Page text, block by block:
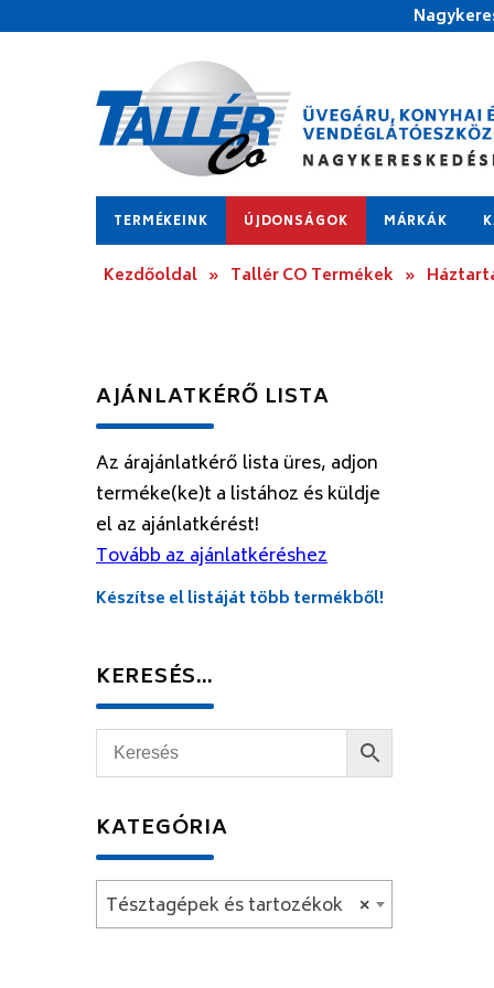
TERMÉKEINK ÚJDONSÁGOK MÁRKÁK
Kezdőoldal » Tallér CO Termékek »
AJÁNLATKÉRŐ LISTA
Az árajánlatkérő lista üres, adjon
terméke(ke)t a listához és küldje
el az ajánlatkérést!
Tovább az ajánlatkéréshez
Készítse el listáját több termékből!
KERESÉS…
KATEGÓRIA
×
Tésztagépek és tartozékok